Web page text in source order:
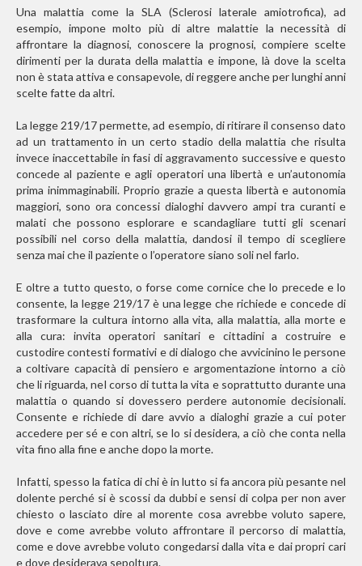
Una malattia come la SLA (Sclerosi laterale amiotrofica), ad
esempio, impone molto più di altre malattie la necessità di
affrontare la diagnosi, conoscere la prognosi, compiere scelte
dirimenti per la durata della malattia e impone, là dove la scelta
non è stata attiva e consapevole, di reggere anche per lunghi anni
scelte fatte da altri.
La legge 219/17 permette, ad esempio, di ritirare il consenso dato
ad un trattamento in un certo stadio della malattia che risulta
invece inaccettabile in fasi di aggravamento successive e questo
concede al paziente e agli operatori una libertà e un’autonomia
prima inimmaginabili. Proprio grazie a questa libertà e autonomia
maggiori, sono ora concessi dialoghi davvero ampi tra curanti e
malati che possono esplorare e scandagliare tutti gli scenari
possibili nel corso della malattia, dandosi il tempo di scegliere
senza mai che il paziente o l’operatore siano soli nel farlo.
E oltre a tutto questo, o forse come cornice che lo precede e lo
consente, la legge 219/17 è una legge che richiede e concede di
trasformare la cultura intorno alla vita, alla malattia, alla morte e
alla cura: invita operatori sanitari e cittadini a costruire e
custodire contesti formativi e di dialogo che avvicinino le persone
a coltivare capacità di pensiero e argomentazione intorno a ciò
che li riguarda, nel corso di tutta la vita e soprattutto durante una
malattia o quando si dovessero perdere autonomie decisionali.
Consente e richiede di dare avvio a dialoghi grazie a cui poter
accedere per sé e con altri, se lo si desidera, a ciò che conta nella
vita fino alla fine e anche dopo la morte.
Infatti, spesso la fatica di chi è in lutto si fa ancora più pesante nel
dolente perché si è scossi da dubbi e sensi di colpa per non aver
chiesto o lasciato dire al morente cosa avrebbe voluto sapere,
dove e come avrebbe voluto affrontare il percorso di malattia,
come e dove avrebbe voluto congedarsi dalla vita e dai propri cari
e dove desiderava sepoltura.